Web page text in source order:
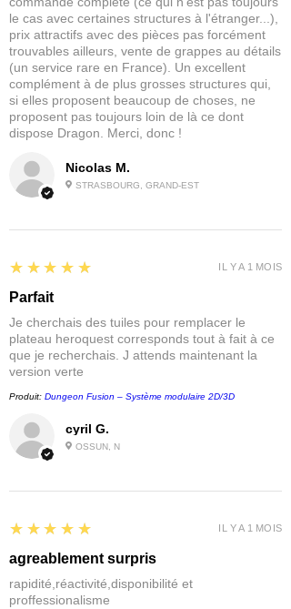
plus adaptée.
En bref :
Disponibilité : réassort rapide
Expédition estimée : 5–10 jours
Selon stock fournisseur : 3–20 jours
Avantage pour vous : permet de
vous proposer la gamme complète
au meilleur prix !
Nicolas M.
STRASBOURG, GRAND-EST
le cas avec certaines structures à l'étranger...),
prix attractifs avec des pièces pas forcément
trouvables ailleurs, vente de grappes au détails
(un service rare en France). Un excellent
complément à de plus grosses structures qui,
si elles proposent beaucoup de choses, ne
proposent pas toujours loin de là ce dont
dispose Dragon. Merci, donc !
cyril G.
OSSUN, N
5
★★★★★
Parfait
Je cherchais des tuiles pour remplacer le
plateau heroquest corresponds tout à fait à ce
que je recherchais. J attends maintenant la
version verte
Produit: Dungeon Fusion – Système modulaire 2D/3D
IL Y A 1 MOIS
5
★★★★★
agreablement surpris
rapidité,réactivité,disponibilité et
proffessionalisme
IL Y A 1 MOIS